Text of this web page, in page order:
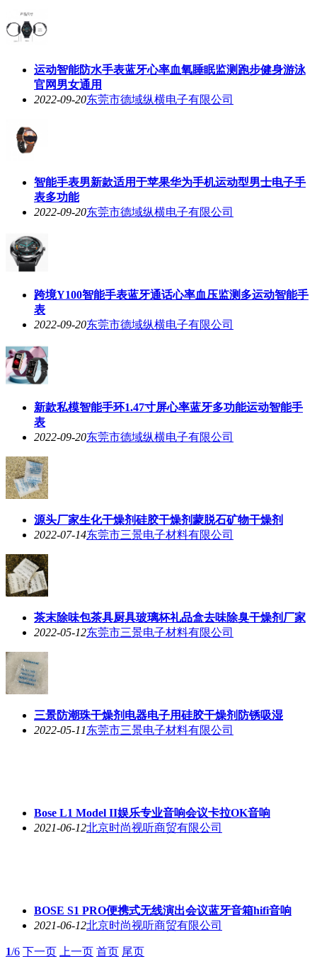
运动智能防水手表蓝牙心率血氧睡眠监测跑步健身游泳
官网男女通用
2022-09-20东莞市德域纵横电子有限公司
智能手表男新款适用于苹果华为手机运动型男士电子手
表多功能
2022-09-20东莞市德域纵横电子有限公司
跨境Y100智能手表蓝牙通话心率血压监测多运动智能手
表
2022-09-20东莞市德域纵横电子有限公司
新款私模智能手环1.47寸屏心率蓝牙多功能运动智能手
表
2022-09-20东莞市德域纵横电子有限公司
源头厂家生化干燥剂硅胶干燥剂蒙脱石矿物干燥剂
2022-07-14东莞市三景电子材料有限公司
茶末除味包茶具厨具玻璃杯礼品盒去味除臭干燥剂厂家
2022-05-12东莞市三景电子材料有限公司
三景防潮珠干燥剂电器电子用硅胶干燥剂防锈吸湿
2022-05-11东莞市三景电子材料有限公司
Bose L1 Model II娱乐专业音响会议卡拉OK音响
2021-06-12北京时尚视听商贸有限公司
BOSE S1 PRO便携式无线演出会议蓝牙音箱hifi音响
2021-06-12北京时尚视听商贸有限公司
1/6 下一页 上一页 首页 尾页